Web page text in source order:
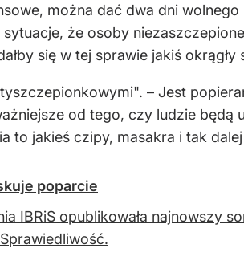
można dać dwa dni
że osoby
się w tej sprawie jakiś
– Jest
od tego, czy ludzie
to jakieś czipy, masakra i tak
poparcie
IBRiS opublikowała najnowszy